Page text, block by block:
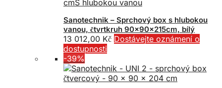
cmS hlubokou vanou
Sanotechnik – Sprchový box s hlubokou
vanou, čtvrtkruh 90x90x215cm, bílý
13 012,00 Kč Dostávejte oznámení o
dostupnosti
-39%